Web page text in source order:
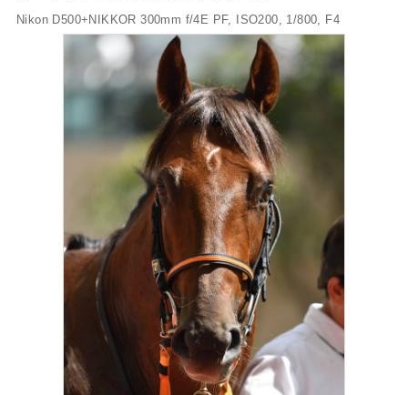
Nikon D500+NIKKOR 300mm f/4E PF, ISO200, 1/800, F4